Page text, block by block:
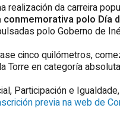
realización da carreira
conmemorativa polo Día
polo Goberno de
cinco quilómetros,
Torre en categoría
Participación e
previa na web de